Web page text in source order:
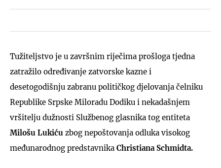
Tužiteljstvo je u završnim riječima prošloga tjedna
zatražilo određivanje zatvorske kazne i
desetogodišnju zabranu političkog djelovanja čelniku
Republike Srpske Miloradu Dodiku i nekadašnjem
vršitelju dužnosti Službenog glasnika tog entiteta
Milošu Lukiću zbog nepoštovanja odluka visokog
međunarodnog predstavnika Christiana Schmidta.